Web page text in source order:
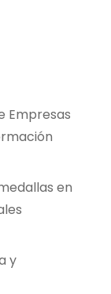
Empresas
en
y